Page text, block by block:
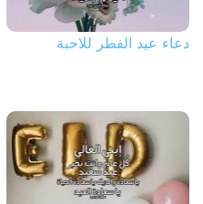
دعاء عيد الفطر للاحبة